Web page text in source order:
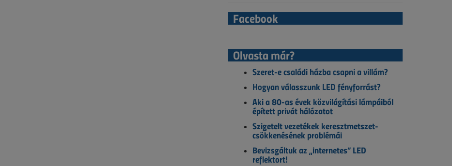
Facebook
Olvasta már?
Szeret-e családi házba csapni a villám?
Hogyan válasszunk LED fényforrást?
Aki a 80-as évek közvilágítási lámpáiból
épített privát hálózatot
Szigetelt vezetékek keresztmetszet-
csökkenésének problémái
Bevizsgáltuk az „internetes” LED
reflektort!